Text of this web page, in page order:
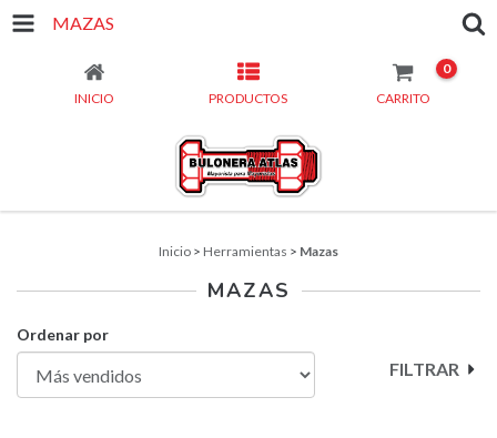
MAZAS
INICIO PRODUCTOS CARRITO
0
Inicio > Herramientas > Mazas
MAZAS
Ordenar por
FILTRAR